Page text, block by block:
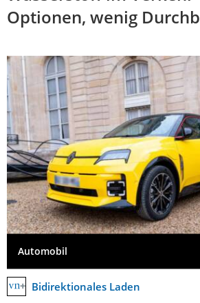
Optionen, wenig
Automobil
Bidirektionales Laden